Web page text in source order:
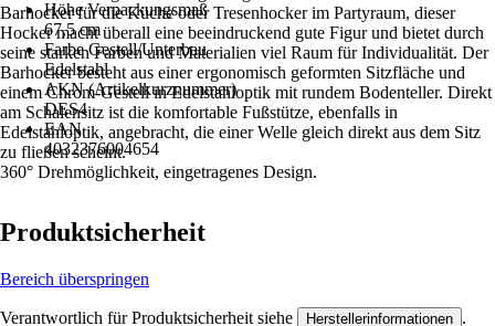
Höhe Verpackungsmaß
67,5 cm
Farbe Gestell/Unterbau
Edelstahl
AKN (Artikelkurznummer)
DES4
EAN
4032376004654
Barhocker für die Küche oder Tresenhocker im Partyraum, dieser
Hocker macht überall eine beeindruckend gute Figur und bietet durch
seine starken Farben und Materialien viel Raum für Individualität. Der
Barhocker besteht aus einer ergonomisch geformten Sitzfläche und
einem Chrom-Gestell in Edelstahloptik mit rundem Bodenteller. Direkt
am Schalensitz ist die komfortable Fußstütze, ebenfalls in
Edelstahloptik, angebracht, die einer Welle gleich direkt aus dem Sitz
zu fließen scheint.
360° Drehmöglichkeit, eingetragenes Design.
Produktsicherheit
Bereich überspringen
Verantwortlich für Produktsicherheit siehe Herstellerinformationen .